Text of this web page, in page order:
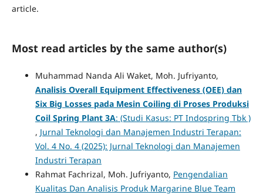
article.
Most read articles by the same author(s)
Muhammad Nanda Ali Waket, Moh. Jufriyanto,
Analisis Overall Equipment Effectiveness (OEE) dan
Six Big Losses pada Mesin Coiling di Proses Produksi
Coil Spring Plant 3A: (Studi Kasus: PT Indospring Tbk )
, Jurnal Teknologi dan Manajemen Industri Terapan:
Vol. 4 No. 4 (2025): Jurnal Teknologi dan Manajemen
Industri Terapan
Rahmat Fachrizal, Moh. Jufriyanto, Pengendalian
Kualitas Dan Analisis Produk Margarine Blue Team